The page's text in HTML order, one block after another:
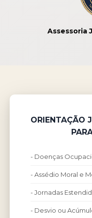
Assessoria
ORIENTAÇÃO
- Doenças
- Assédio Moral e
- Jornadas
- Desvio ou